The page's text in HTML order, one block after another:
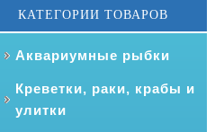
КАТЕГОРИИ ТОВАРОВ
Аквариумные рыбки
Креветки, раки, крабы и
улитки